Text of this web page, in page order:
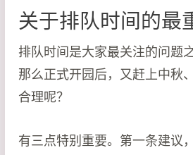
关于排队时间的最
排队时间是大家最关注的问题
那么正式开园后，又赶上中秋
合理呢？
有三点特别重要。第一条建议